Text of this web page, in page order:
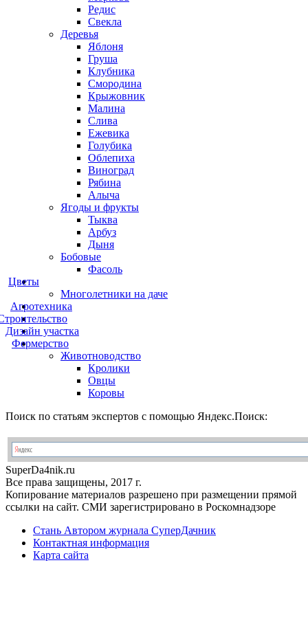
Редис
Свекла
Деревья
Яблоня
Груша
Клубника
Смородина
Крыжовник
Малина
Слива
Ежевика
Голубика
Облепиха
Виноград
Рябина
Алыча
Ягоды и фрукты
Тыква
Арбуз
Дыня
Бобовые
Фасоль
Цветы
Многолетники на даче
Агротехника
Дизайн участка
Фермерство
Животноводство
Кролики
Овцы
Коровы
Поиск по статьям экспертов с помощью Яндекс.Поиск:
SuperDa4nik.ru
Все права защищены, 2017 г.
Копирование материалов разрешено при размещении прямой
ссылки на сайт. СМИ зарегистрировано в Роскомнадзоре
Стань Автором журнала СуперДачник
Контактная информация
Карта сайта